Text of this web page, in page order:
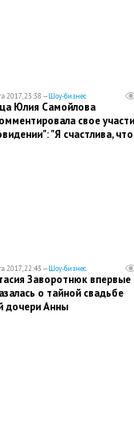
2017, 23:38 —Шоу-бизнес
Юлия Самойлова
свое
"Я счастлива, что
2017, 22:43 —Шоу-бизнес
Заворотнюк впервые
о тайной свадьбе
дочери Анны